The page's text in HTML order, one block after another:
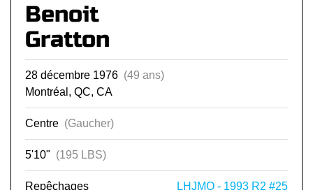
Benoit
Gratton
28 décembre 1976 (49 ans)
Montréal, QC, CA
Centre (Gaucher)
5'10" (195 LBS)
Repêchages LHJMQ - 1993 R2 #25